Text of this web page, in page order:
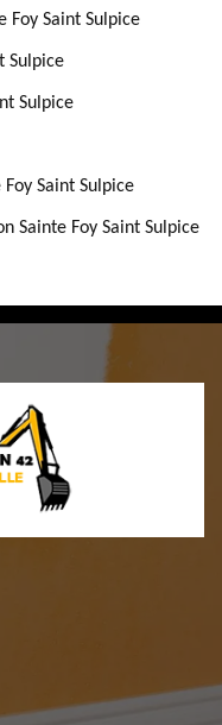
Foy Saint Sulpice
Sulpice
Sulpice
Saint Sulpice
Sainte Foy Saint Sulpice